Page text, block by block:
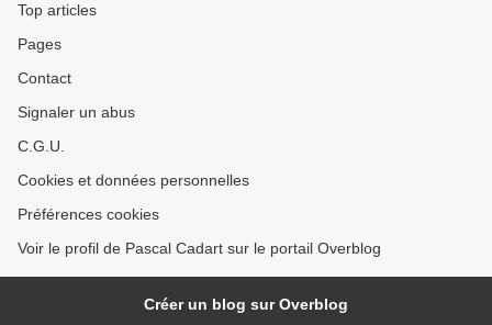
Top articles
Pages
Contact
Signaler un abus
C.G.U.
Cookies et données personnelles
Préférences cookies
Voir le profil de Pascal Cadart sur le portail Overblog
Créer un blog sur Overblog